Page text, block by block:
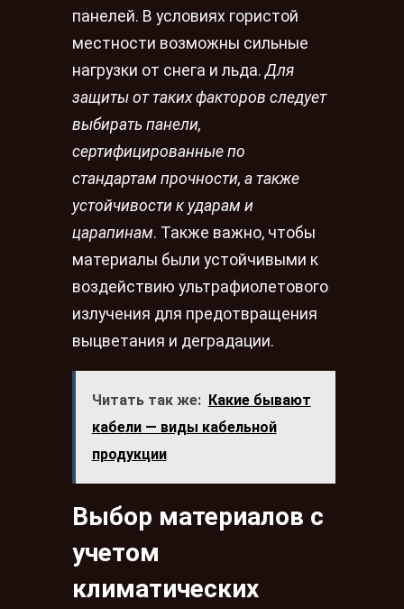
панелей. В условиях гористой
местности возможны сильные
нагрузки от снега и льда.Для
защиты от таких факторов следует
выбирать панели,
сертифицированные по
стандартам прочности, а также
устойчивости к ударам и
царапинам. Также важно, чтобы
материалы были устойчивыми к
воздействию ультрафиолетового
излучения для предотвращения
выцветания и деградации.
Читать так же:
Какие бывают
кабели — виды кабельной
продукции
Выбор материалов с
учетом
климатических